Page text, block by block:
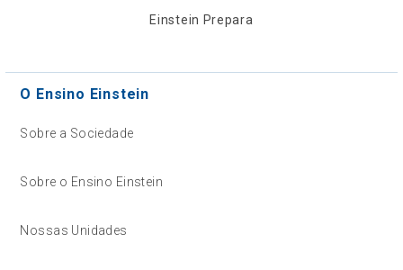
Einstein Prepara
O Ensino Einstein
Sobre a Sociedade
Sobre o Ensino Einstein
Nossas Unidades